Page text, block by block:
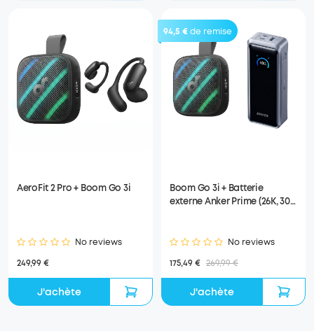
AeroFit 2 Pro + Boom Go 3i
No reviews
249,99 €
J'achète
94,5 €de remise
Boom Go 3i + Batterie
externe Anker Prime (26K, 300
No reviews
175,49 € 269,99 €
J'achète